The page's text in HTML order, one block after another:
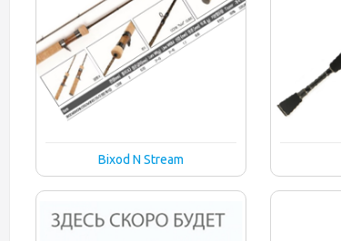
Bixod N Stream